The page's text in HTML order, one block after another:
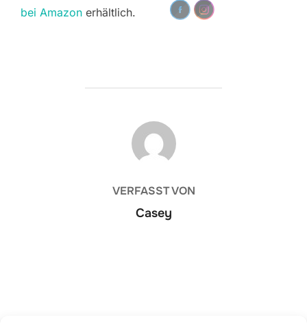
bei Amazon erhältlich.
BEITRAGSAUTOR
VERFASST VON
Casey